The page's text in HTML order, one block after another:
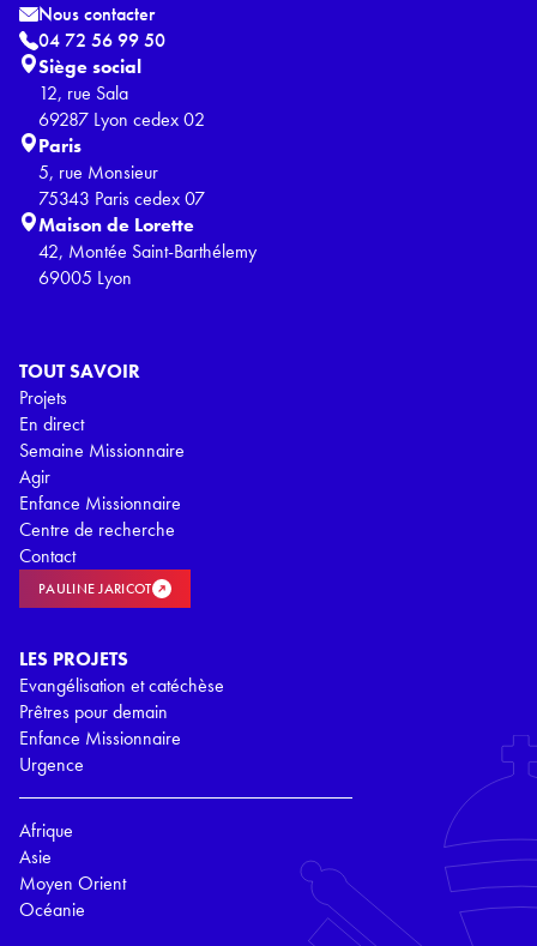
TOUT SAVOIR
Projets
En direct
Semaine Missionnaire
Agir
Enfance Missionnaire
Centre de recherche
Contact
PAULINE JARICOT
LES PROJETS
Evangélisation et catéchèse
Prêtres pour demain
Enfance Missionnaire
Urgence
Afrique
Asie
Moyen Orient
Océanie
Nous contacter
04 72 56 99 50
Siège social
12, rue Sala
69287 Lyon cedex 02
Paris
5, rue Monsieur
75343 Paris cedex 07
Maison de Lorette
42, Montée Saint-Barthélemy
69005 Lyon